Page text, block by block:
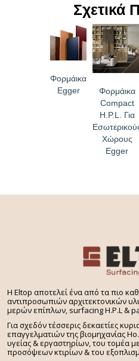
– Υψηλή αισθητική, υφή
Σχετικά
Φορμάικα
Egger
Φορμάικα
Compact
H.P.L. Για
Χώρους
Egger
H Eltop αποτελεί ένα από τα πιο
αντιπροσωπιών αρχιτεκτονικών
μερών επίπλων, surfacing H.P.L &
Για σχεδόν τέσσερις δεκαετίες
επαγγελματιών της βιομηχανίας
υγείας & εργαστηρίων, του τομέα
προσόψεων κτιρίων & του